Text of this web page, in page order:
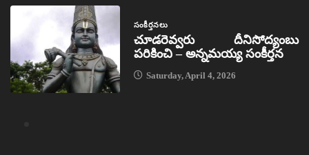
సంకీర్తనలు
చూడరెవ్వరు దీనిసోద్యంబు
పరికించి – అన్నమయ్య సంకీర్తన
Saturday, April 4, 2026